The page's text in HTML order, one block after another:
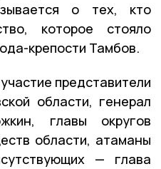
о тех, кто
которое стояло
крепости Тамбов.
представители
области, генерал
главы округов
области, атаманы
— глава